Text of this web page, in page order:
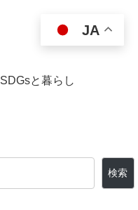
SDGsと暮らし
検索
JA